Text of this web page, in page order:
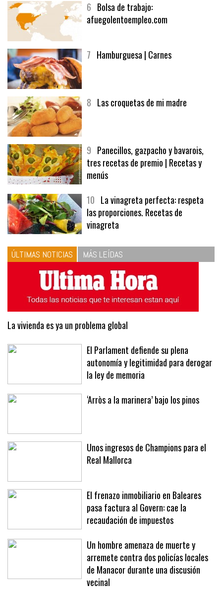
6 Bolsa de trabajo:
afuegolentoempleo.com
7 Hamburguesa | Carnes
8 Las croquetas de mi madre
9 Panecillos, gazpacho y bavarois,
tres recetas de premio | Recetas y
menús
10 La vinagreta perfecta: respeta
las proporciones. Recetas de
vinagreta
ÚLTIMAS NOTICIAS MÁS LEÍDAS
La vivienda es ya un problema global
El Parlament defiende su plena
autonomía y legitimidad para derogar
la ley de memoria
‘Arròs a la marinera’ bajo los pinos
Unos ingresos de Champions para el
Real Mallorca
El frenazo inmobiliario en Baleares
pasa factura al Govern: cae la
recaudación de impuestos
Un hombre amenaza de muerte y
arremete contra dos policías locales
de Manacor durante una discusión
vecinal